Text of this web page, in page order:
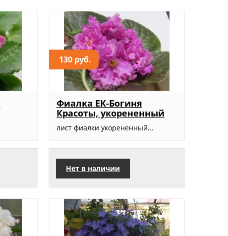
130 руб.
Фиалка ЕК-Богиня
Красоты, укорененный
лист фиалки укорененный...
Нет в наличии